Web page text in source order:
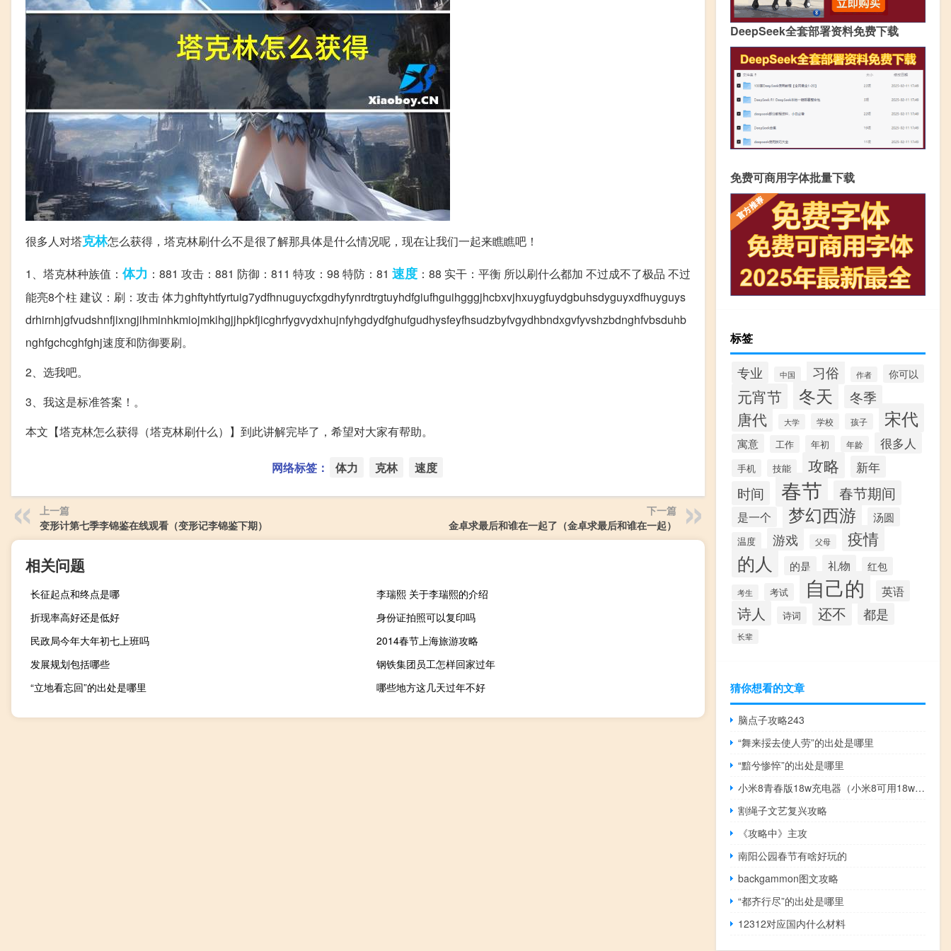
很多人对塔克林怎么获得，塔克林刷什么不是很了解那具体是什么情况呢，现在让我们一起来瞧瞧吧！
1、塔克林种族值： 体力 ：881 攻击：881 防御：811 特攻：98 特防：81 速度 ：88 实干：平衡 所以刷什么都加 不过成不了极品 不过
能亮8个柱 建议：刷：攻击 体力ghftyhtfyrtuig7ydfhnuguycfxgdhyfynrdtrgtuyhdfgiufhguihgggjhcbxvjhxuygfuydgbuhsdyguyxdfhuyguys
drhirnhjgfvudshnfjixngjihminhkmiojmkihgjjhpkfjicghrfygvydxhujnfyhgdydfghufgudhysfeyfhsudzbyfvgydhbndxgvfyvshzbdnghfvbsduhb
nghfgchcghfghj速度和防御要刷。
2、选我吧。
3、我这是标准答案！。
本文【塔克林怎么获得（塔克林刷什么）】到此讲解完毕了，希望对大家有帮助。
网络标签： 体力 克林 速度
上一篇
变形计第七季李锦鉴在线观看（变形记李锦鉴下期）
下一篇
金卓求最后和谁在一起了（金卓求最后和谁在一起）
相关问题
长征起点和终点是哪
李瑞熙 关于李瑞熙的介绍
折现率高好还是低好
身份证拍照可以复印吗
民政局今年大年初七上班吗
2014春节上海旅游攻略
发展规划包括哪些
钢铁集团员工怎样回家过年
“立地看忘回”的出处是哪里
哪些地方这几天过年不好
DeepSeek全套部署资料免费下载
免费可商用字体批量下载
标签
专业 中国 习俗 作者 你可以
元宵节 冬天 冬季
唐代 大学 学校 孩子 宋代
寓意 工作 年初 年龄 很多人
手机 技能 攻略 新年
时间 春节 春节期间
是一个 梦幻西游 汤圆
温度 游戏 父母 疫情
的人 的是 礼物 红包
考生 考试 自己的 英语
诗人 诗词 还不 都是
长辈
猜你想看的文章
脑点子攻略243
“舞来挼去使人劳”的出处是哪里
“黯兮惨悴”的出处是哪里
小米8青春版18w充电器（小米8可用18w吗）
割绳子文艺复兴攻略
《攻略中》主攻
南阳公园春节有啥好玩的
backgammon图文攻略
“都齐行尽”的出处是哪里
12312对应国内什么材料